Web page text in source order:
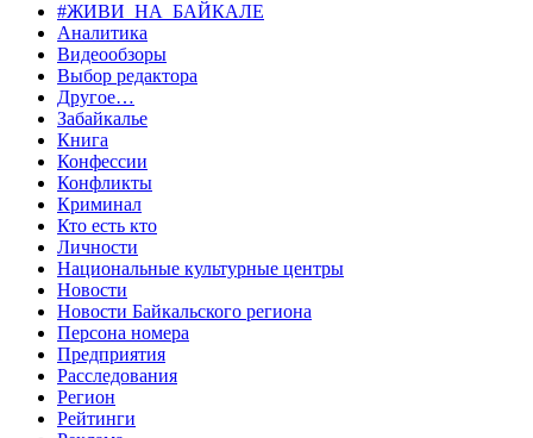
#ЖИВИ_НА_БАЙКАЛЕ
Аналитика
Видеообзоры
Выбор редактора
Другое…
Забайкалье
Книга
Конфессии
Конфликты
Криминал
Кто есть кто
Личности
Национальные культурные центры
Новости
Новости Байкальского региона
Персона номера
Предприятия
Расследования
Регион
Рейтинги